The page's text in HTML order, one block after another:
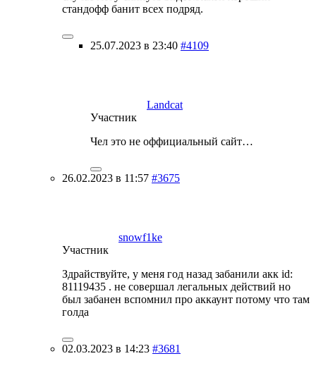
стандофф банит всех подряд.
25.07.2023 в 23:40 #4109
Landcat
Участник
Чел это не оффициальный сайт…
26.02.2023 в 11:57 #3675
snowf1ke
Участник
Здрайствуйте, у меня год назад забанили акк id:
81119435 . не совершал легальных действий но
был забанен вспомнил про аккаунт потому что там
голда
02.03.2023 в 14:23 #3681